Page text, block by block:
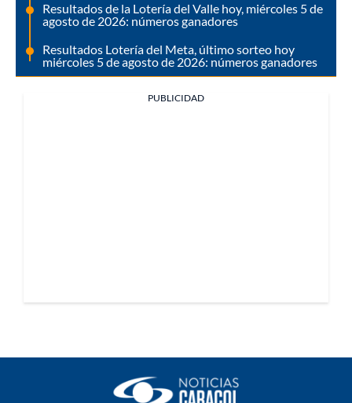
Resultados de la Lotería del Valle hoy, miércoles 5 de
agosto de 2026: números ganadores
Resultados Lotería del Meta, último sorteo hoy
miércoles 5 de agosto de 2026: números ganadores
PUBLICIDAD